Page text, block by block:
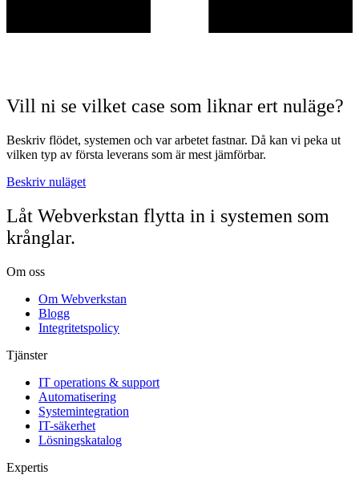
Vill ni se vilket case som liknar ert nuläge?
Beskriv flödet, systemen och var arbetet fastnar. Då kan vi peka ut
vilken typ av första leverans som är mest jämförbar.
Beskriv nuläget
Låt Webverkstan flytta in i systemen som
krånglar.
Om oss
Om Webverkstan
Blogg
Integritetspolicy
Tjänster
IT operations & support
Automatisering
Systemintegration
IT-säkerhet
Lösningskatalog
Expertis